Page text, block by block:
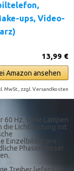
ups, Video-
13,99 €
Amazon ansehen
MwSt., zzgl. Versandkosten
60 Hz. Viele Lampen
die Lichtleistung mit
Einzelbilder pro
Phasen dieser